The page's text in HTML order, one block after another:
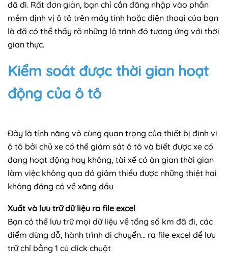
đã đi. Rất đơn giản, bạn chỉ cần đăng nhập vào phần
mềm định vị ô tô trên máy tính hoặc điện thoại của bạn
là đã có thể thấy rõ những lộ trình đó tương ứng với thời
gian thực.
Kiểm soát được thời gian hoạt
động của ô tô
Đây là tính năng vô cùng quan trọng của thiết bị định vi
ô tô bởi chủ xe có thể giám sát ô tô và biết được xe có
đang hoạt động hay không, tài xế có ăn gian thời gian
làm việc không qua đó giảm thiểu được những thiệt hại
không đáng có về xăng dầu
Xuất và lưu trữ dữ liệu ra file excel
Bạn có thể lưu trữ mọi dữ liệu về tổng số km đã đi, các
điểm dừng đỗ, hành trình di chuyển… ra file excel để lưu
trữ chỉ bằng 1 cú click chuột